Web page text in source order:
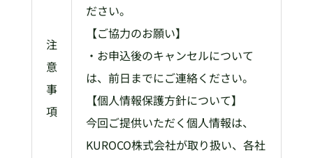
注
意
事
項
ださい。
【ご協力のお願い】
・お申込後のキャンセルについて
は、前日までにご連絡ください。
【個人情報保護方針について】
今回ご提供いただく個人情報は、
KUROCO株式会社が取り扱い、各社